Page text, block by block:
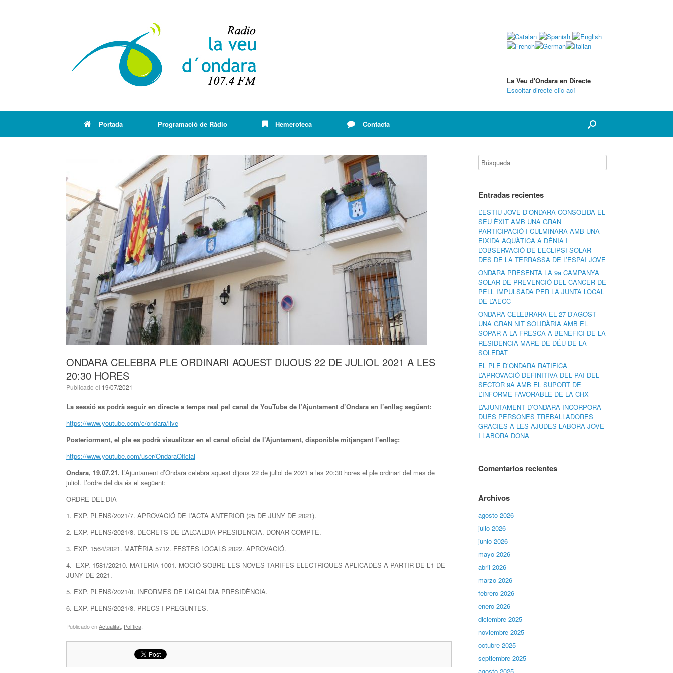
La Veu d'Ondara en Directe
Escoltar directe clic ací
Portada Programació de Ràdio Hemeroteca Contacta
ONDARA CELEBRA PLE ORDINARI AQUEST DIJOUS 22 DE JULIOL 2021 A LES
20:30 HORES
Publicado el 19/07/2021
La sessió es podrà seguir en directe a temps real pel canal de YouTube de l’Ajuntament d’Ondara en l’enllaç següent:
https://www.youtube.com/c/ondara/live
Posteriorment, el ple es podrà visualitzar en el canal oficial de l’Ajuntament, disponible mitjançant l’enllaç:
https://www.youtube.com/user/OndaraOficial
Ondara, 19.07.21. L’Ajuntament d’Ondara celebra aquest dijous 22 de juliol de 2021 a les 20:30 hores el ple ordinari del mes de
juliol. L’ordre del dia és el següent:
ORDRE DEL DIA
1. EXP. PLENS/2021/7. APROVACIÓ DE L’ACTA ANTERIOR (25 DE JUNY DE 2021).
2. EXP. PLENS/2021/8. DECRETS DE L’ALCALDIA PRESIDÈNCIA. DONAR COMPTE.
3. EXP. 1564/2021. MATÈRIA 5712. FESTES LOCALS 2022. APROVACIÓ.
4.- EXP. 1581/20210. MATÈRIA 1001. MOCIÓ SOBRE LES NOVES TARIFES ELÈCTRIQUES APLICADES A PARTIR DE L’1 DE
JUNY DE 2021.
5. EXP. PLENS/2021/8. INFORMES DE L’ALCALDIA PRESIDÈNCIA.
6. EXP. PLENS/2021/8. PRECS I PREGUNTES.
Publicado enActualitat Política
Entradas recientes
L’ESTIU JOVE D’ONDARA CONSOLIDA EL
SEU ÈXIT AMB UNA GRAN
PARTICIPACIÓ I CULMINARÀ AMB UNA
EIXIDA AQUÀTICA A DÉNIA I
L’OBSERVACIÓ DE L’ECLIPSI SOLAR
DES DE LA TERRASSA DE L’ESPAI JOVE
ONDARA PRESENTA LA 9a CAMPANYA
SOLAR DE PREVENCIÓ DEL CÀNCER DE
PELL IMPULSADA PER LA JUNTA LOCAL
DE L’AECC
ONDARA CELEBRARÀ EL 27 D’AGOST
UNA GRAN NIT SOLIDÀRIA AMB EL
SOPAR A LA FRESCA A BENEFICI DE LA
RESIDÈNCIA MARE DE DÉU DE LA
SOLEDAT
EL PLE D’ONDARA RATIFICA
L’APROVACIÓ DEFINITIVA DEL PAI DEL
SECTOR 9A AMB EL SUPORT DE
L’INFORME FAVORABLE DE LA CHX
L’AJUNTAMENT D’ONDARA INCORPORA
DUES PERSONES TREBALLADORES
GRÀCIES A LES AJUDES LABORA JOVE
I LABORA DONA
Comentarios recientes
Archivos
agosto 2026
julio 2026
junio 2026
mayo 2026
abril 2026
marzo 2026
febrero 2026
enero 2026
diciembre 2025
noviembre 2025
octubre 2025
septiembre 2025